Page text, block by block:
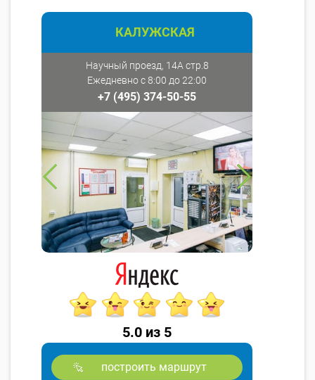
КАЛУЖСКАЯ
Научный проезд, 14А стр.8
Ежедневно с 8:00 до 22:00
+7 (495) 374-50-55
5.0 из 5
построить маршрут